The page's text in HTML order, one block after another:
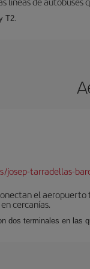
T2.
josep-tarradellas-
el
cercanías.
dos terminales en las